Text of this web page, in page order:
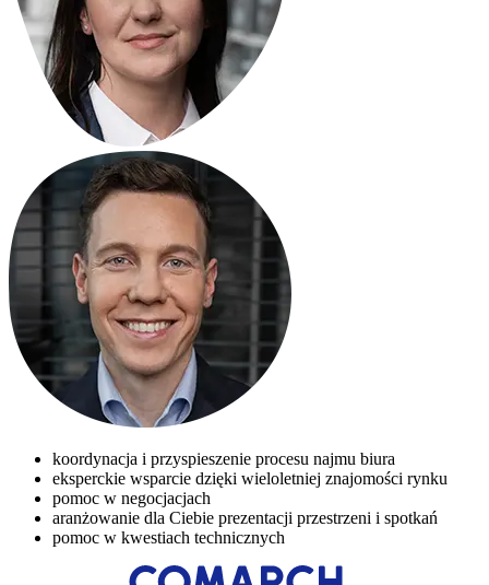
koordynacja i przyspieszenie procesu najmu biura
eksperckie wsparcie dzięki wieloletniej znajomości rynku
pomoc w negocjacjach
aranżowanie dla Ciebie prezentacji przestrzeni i spotkań
pomoc w kwestiach technicznych